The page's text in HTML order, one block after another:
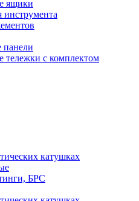
ящики
тележки с комплектом
катушках
БРС